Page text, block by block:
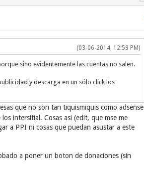
(03-06-2014, 12:59 PM)
sino evidentemente las cuentas no salen.
y descarga en un sólo click los
que no son tan tiquismiquis como adsense
intersitial. Cosas asi (edit, que mse me
a PPI ni cosas que puedan asustar a este
a poner un boton de donaciones (sin